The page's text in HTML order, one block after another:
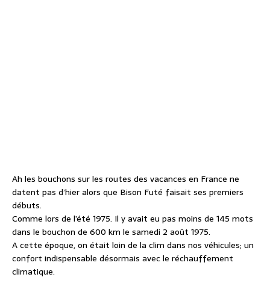
Ah les bouchons sur les routes des vacances en France ne
datent pas d’hier alors que Bison Futé faisait ses premiers
débuts.
Comme lors de l’été 1975. Il y avait eu pas moins de 145 mots
dans le bouchon de 600 km le samedi 2 août 1975.
A cette époque, on était loin de la clim dans nos véhicules; un
confort indispensable désormais avec le réchauffement
climatique.